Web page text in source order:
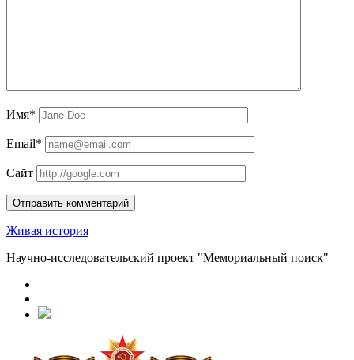
Имя*
Email*
Сайт
Живая история
Научно-исследовательский проект "Мемориальный поиск"
RuTube